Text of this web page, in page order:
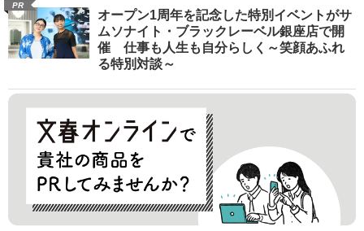
PR
オープン1周年を記念した特別イベントがサ
ムソナイト・ブラックレーベル銀座店で開
催 仕事も人生も自分らしく～笑顔あふれ
る特別対談～